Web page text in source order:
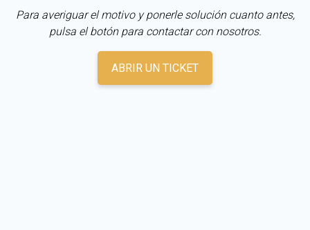
Para averiguar el motivo y ponerle solución cuanto antes,
pulsa el botón para contactar con nosotros.
ABRIR UN TICKET